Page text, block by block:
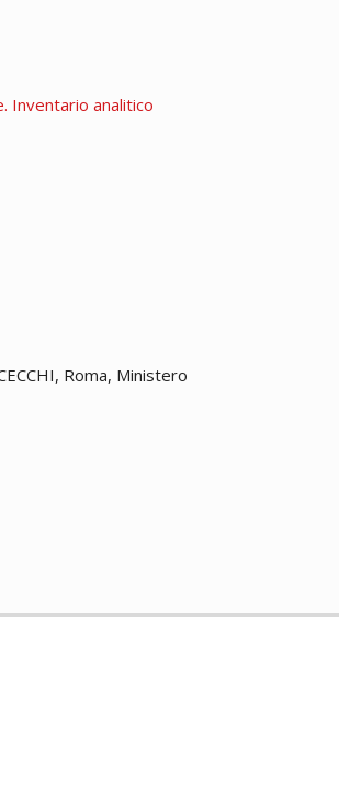
Inventario analitico
Roma, Ministero